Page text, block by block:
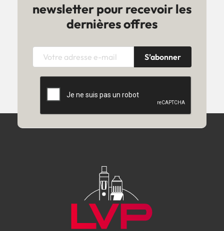
newsletter pour recevoir les
dernières offres